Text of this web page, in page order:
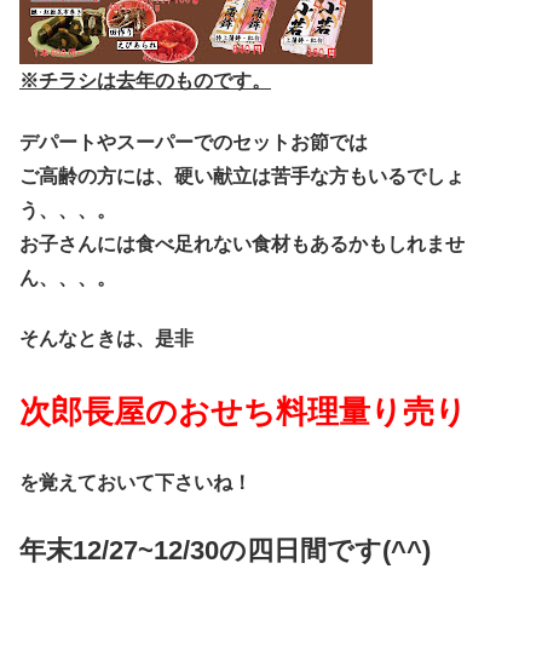
※チラシは去年のものです。
デパートやスーパーでのセットお節では
ご高齢の方には、硬い献立は苦手な方もいるでしょ
う、、、。
お子さんには食べ足れない食材もあるかもしれませ
ん、、、。
そんなときは、是非
次郎長屋のおせち料理量り売り
を覚えておいて下さいね！
年末12/27~12/30の四日間です(^^)